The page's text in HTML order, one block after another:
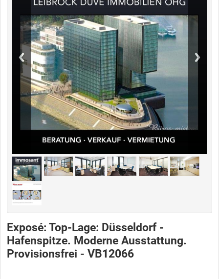
Exposé: Top-Lage: Düsseldorf -
Hafenspitze. Moderne Ausstattung.
Provisionsfrei - VB12066